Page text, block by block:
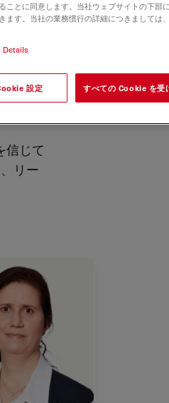
リーダーシップコーナー
信じて
リー
ことに同意します。当社ウェブサイトの下部
ます。当社の業務慣行の詳細につきましては
Details
設定 すべての Cookie を受